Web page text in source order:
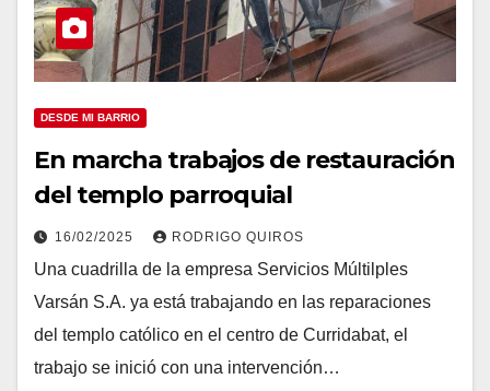
DESDE MI BARRIO
En marcha trabajos de restauración
del templo parroquial
16/02/2025 RODRIGO QUIROS
Una cuadrilla de la empresa Servicios Múltilples
Varsán S.A. ya está trabajando en las reparaciones
del templo católico en el centro de Curridabat, el
trabajo se inició con una intervención…